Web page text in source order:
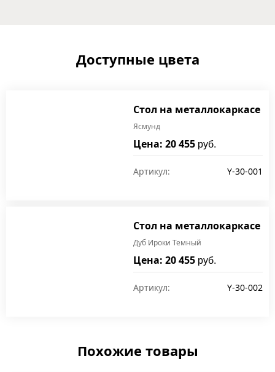
Доступные цвета
Стол на металлокаркасе
Ясмунд
Цена: 20 455 руб.
Артикул: Y-30-001
Стол на металлокаркасе
Дуб Ироки Темный
Цена: 20 455 руб.
Артикул: Y-30-002
Похожие товары